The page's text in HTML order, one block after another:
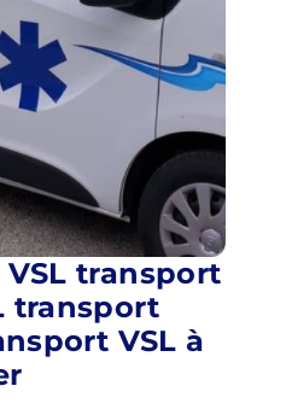
transport
transport
VSL à